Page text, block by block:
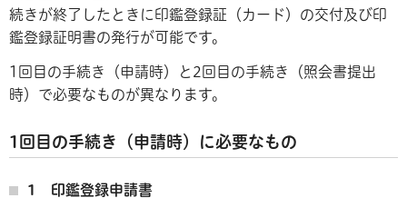
続きが終了したときに印鑑登録証（カード）の交付及び印
鑑登録証明書の発行が可能です。
1回目の手続き（申請時）と2回目の手続き（照会書提出
時）で必要なものが異なります。
1回目の手続き（申請時）に必要なもの
1 印鑑登録申請書